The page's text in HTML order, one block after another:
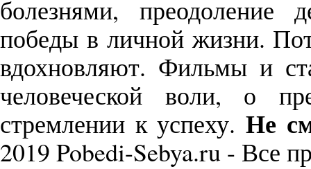
болезнями, преодоление
победы в личной жизни.
вдохновляют. Фильмы и
человеческой воли, о
стремлении к успеху.Не
2019 Pobedi-Sebya.ru - Все